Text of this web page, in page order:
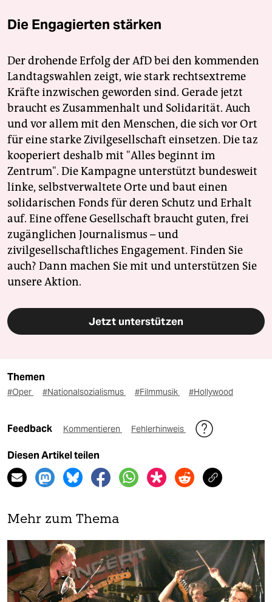
Die Engagierten stärken
Der drohende Erfolg der AfD bei den kommenden
Landtagswahlen zeigt, wie stark rechtsextreme
Kräfte inzwischen geworden sind. Gerade jetzt
braucht es Zusammenhalt und Solidarität. Auch
und vor allem mit den Menschen, die sich vor Ort
für eine starke Zivilgesellschaft einsetzen. Die taz
kooperiert deshalb mit "Alles beginnt im
Zentrum". Die Kampagne unterstützt bundesweit
linke, selbstverwaltete Orte und baut einen
solidarischen Fonds für deren Schutz und Erhalt
auf. Eine offene Gesellschaft braucht guten, frei
zugänglichen Journalismus – und
zivilgesellschaftliches Engagement. Finden Sie
auch? Dann machen Sie mit und unterstützen Sie
unsere Aktion.
Jetzt unterstützen
Themen
#Oper #Nationalsozialismus #Filmmusik #Hollywood
Feedback Kommentieren Fehlerhinweis
Diesen Artikel teilen
Mehr zum Thema